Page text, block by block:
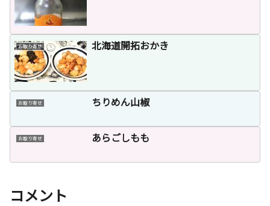
お取り寄せ 北海道開拓おかき
お取り寄せ ちりめん山椒
お取り寄せ あらごしもも
コメント